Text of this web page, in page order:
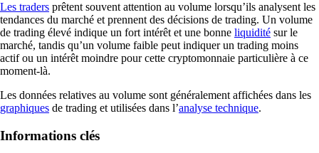
Les traders prêtent souvent attention au volume lorsqu’ils analysent les
tendances du marché et prennent des décisions de trading. Un volume
de trading élevé indique un fort intérêt et une bonne liquidité sur le
marché, tandis qu’un volume faible peut indiquer un trading moins
actif ou un intérêt moindre pour cette cryptomonnaie particulière à ce
moment-là.
Les données relatives au volume sont généralement affichées dans les
graphiques de trading et utilisées dans l’analyse technique.
Informations clés